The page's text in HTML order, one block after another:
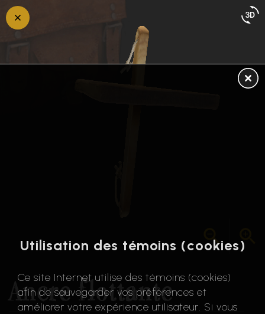
Utilisation des témoins (cookies)
Ce site Internet utilise des témoins (cookies)
afin de sauvegarder vos préférences et
améliorer votre expérience utilisateur. Si vous
Retour
en
Ancre flottante